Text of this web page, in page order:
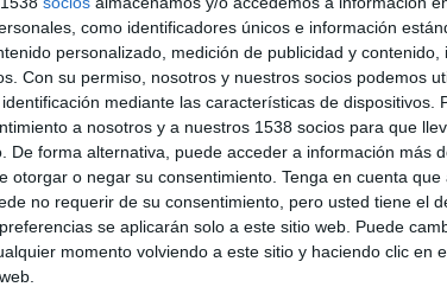
como identificadores únicos e información
personalizado, medición de publicidad y
Con su permiso, nosotros y nuestros socios podemos
mediante las características de dispositivos.
a nosotros y a nuestros 1538 socios para que
De forma alternativa, puede acceder a información más
otorgar o negar su consentimiento. Tenga en cuenta
no requerir de su consentimiento, pero usted tiene el
se aplicarán solo a este sitio web. Puede
momento volviendo a este sitio y haciendo clic en
Ranking equipos por nº de partidos Visitante
Paraguay
16 (11,59%)
Argentina
6 (4,35%)
Brasil
5 (3,62%)
Colombia
5 (3,62%)
Uruguay
5 (3,62%)
RANKING POR DEPORTES